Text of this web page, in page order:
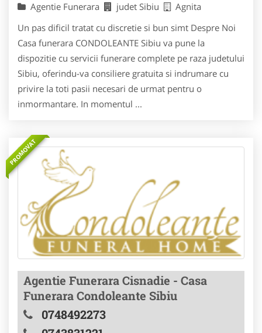
Agentie Funerara judet Sibiu
Agnita
Un pas dificil tratat cu discretie si bun simt Despre Noi
Casa funerara CONDOLEANTE Sibiu va pune la
dispozitie cu servicii funerare complete pe raza judetului
Sibiu, oferindu-va consiliere gratuita si indrumare cu
privire la toti pasii necesari de urmat pentru o
inmormantare. In momentul ...
PROMOVAT
Agentie Funerara Cisnadie - Casa
Funerara Condoleante Sibiu
0748492273